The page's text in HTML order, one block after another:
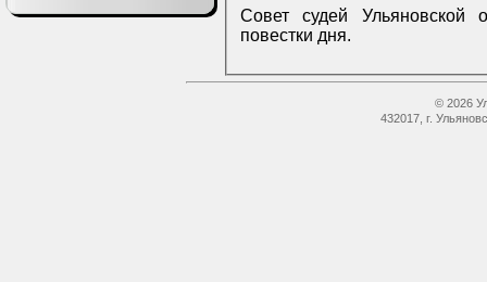
Совет судей Ульяновской
повестки дня.
© 2026
432017, г.